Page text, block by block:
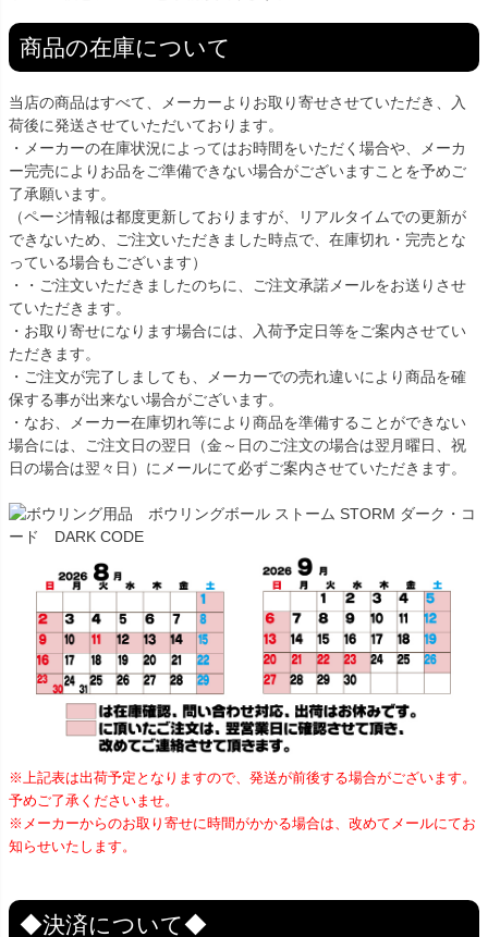
商品の在庫について
当店の商品はすべて、メーカーよりお取り寄せさせていただき、入
荷後に発送させていただいております。
・メーカーの在庫状況によってはお時間をいただく場合や、メーカ
ー完売によりお品をご準備できない場合がございますことを予めご
了承願います。
（ページ情報は都度更新しておりますが、リアルタイムでの更新が
できないため、ご注文いただきました時点で、在庫切れ・完売とな
っている場合もございます）
・・ご注文いただきましたのちに、ご注文承諾メールをお送りさせ
ていただきます。
・お取り寄せになります場合には、入荷予定日等をご案内させてい
ただきます。
・ご注文が完了しましても、メーカーでの売れ違いにより商品を確
保する事が出来ない場合がございます。
・なお、メーカー在庫切れ等により商品を準備することができない
場合には、ご注文日の翌日（金～日のご注文の場合は翌月曜日、祝
日の場合は翌々日）にメールにて必ずご案内させていただきます。
※上記表は出荷予定となりますので、発送が前後する場合がございます。
予めご了承くださいませ。
※メーカーからのお取り寄せに時間がかかる場合は、改めてメールにてお
知らせいたします。
◆決済について◆